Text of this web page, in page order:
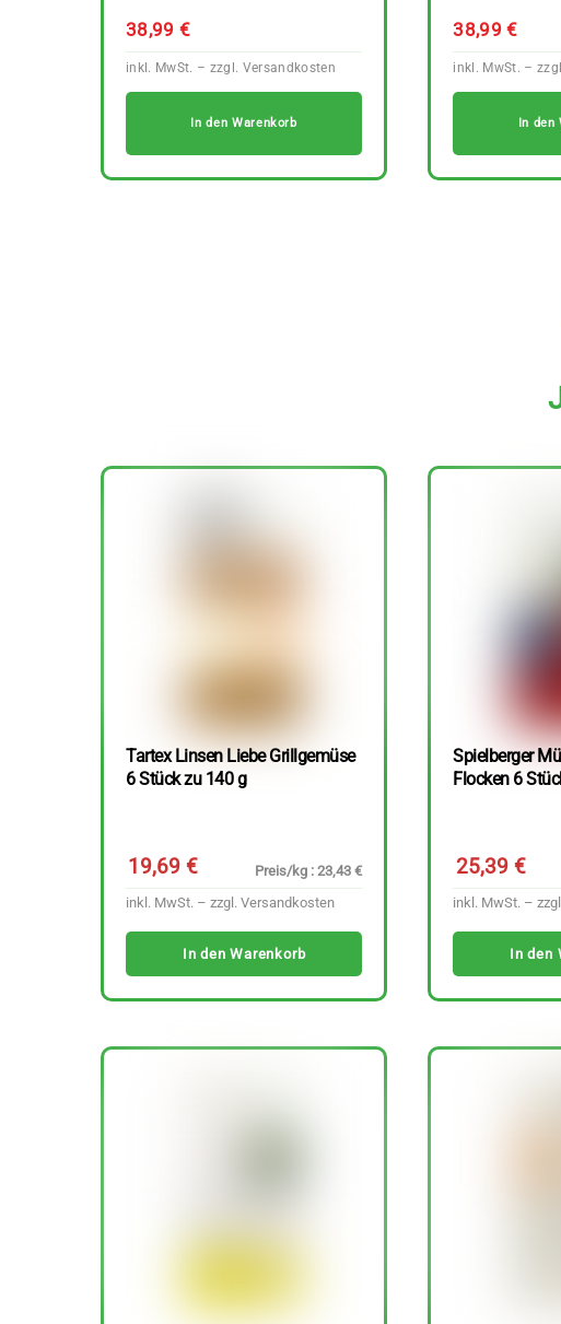
38,99€
In den Warenkorb
38,99€
In den
Tartex Linsen Liebe Grillgemüse
6 Stück zu 140 g
19,69€
Preis/kg : 23,43 €
inkl. MwSt. – zzgl. Versandkosten
In den Warenkorb
Spielberger
Flocken 6
25,39 €
inkl. MwSt. –
In den